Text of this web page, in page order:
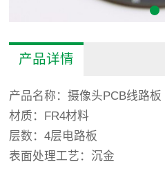
产品详情
产品名称：摄像头PCB线路板
材质：FR4材料
层数：4层电路板
表面处理工艺：沉金